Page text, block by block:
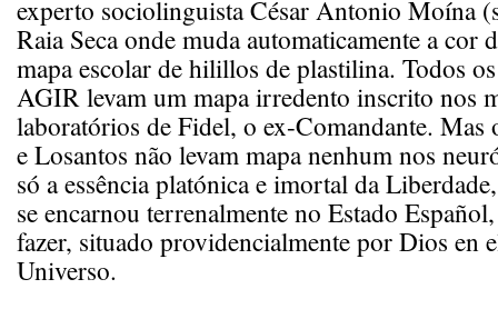
experto sociolinguista César Antonio Moína
Raia Seca onde muda automaticamente a cor
mapa escolar de hilillos de plastilina. Todos
AGIR levam um mapa irredento inscrito nos
laboratórios de Fidel, o ex-Comandante. Mas
e Losantos não levam mapa nenhum nos
só a essência platónica e imortal da
se encarnou terrenalmente no Estado
fazer, situado providencialmente por Dios en
Universo.